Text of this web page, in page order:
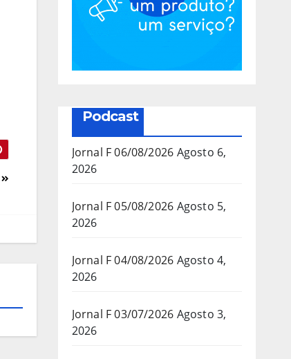
Podcast
Jornal F 06/08/2026 Agosto 6,
2026
Jornal F 05/08/2026 Agosto 5,
2026
Jornal F 04/08/2026 Agosto 4,
2026
Jornal F 03/07/2026 Agosto 3,
2026